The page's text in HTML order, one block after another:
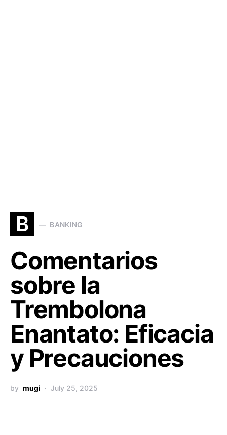
B BANKING
Comentarios
sobre la
Trembolona
Enantato: Eficacia
y Precauciones
by mugi July 25, 2025